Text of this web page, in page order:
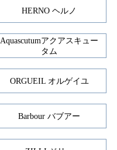
HERNO ヘルノ
Aquascutumアクアスキュー
タム
ORGUEIL オルゲイユ
Barbour バブアー